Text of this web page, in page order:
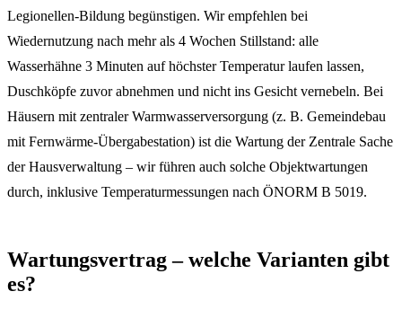
Legionellen-Bildung begünstigen. Wir empfehlen bei
Wiedernutzung nach mehr als 4 Wochen Stillstand: alle
Wasserhähne 3 Minuten auf höchster Temperatur laufen lassen,
Duschköpfe zuvor abnehmen und nicht ins Gesicht vernebeln. Bei
Häusern mit zentraler Warmwasserversorgung (z. B. Gemeindebau
mit Fernwärme-Übergabestation) ist die Wartung der Zentrale Sache
der Hausverwaltung – wir führen auch solche Objektwartungen
durch, inklusive Temperaturmessungen nach ÖNORM B 5019.
Wartungsvertrag – welche Varianten gibt
es?